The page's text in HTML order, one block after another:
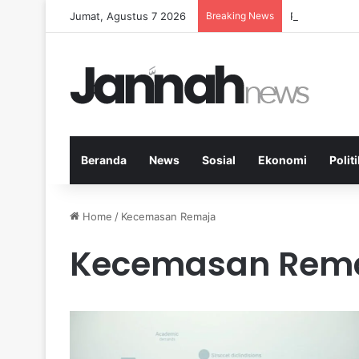
Jumat, Agustus 7 2026 Breaking News Peran
Beranda News Sosial Ekonomi
Home / Kecemasan Remaja
Kecemasan